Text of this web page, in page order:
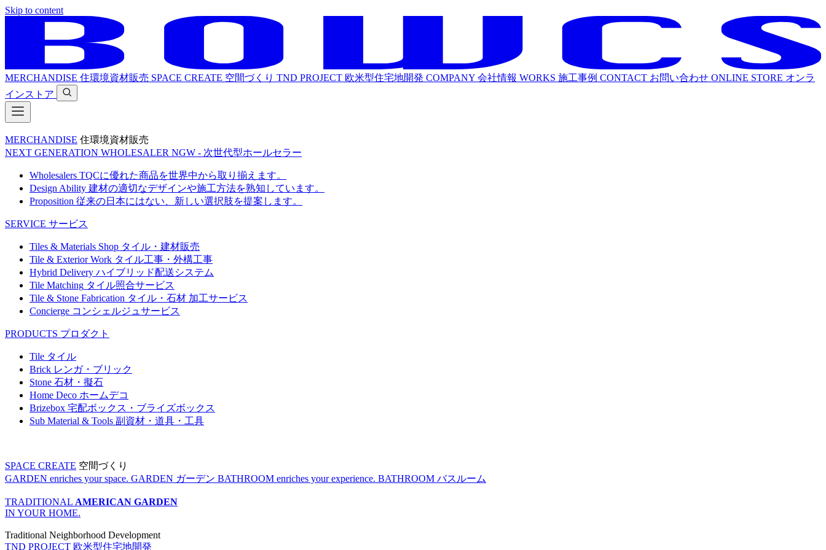
Skip to content
MERCHANDISE 住環境資材販売 SPACE CREATE 空間づくり TND PROJECT 欧米型住宅地開発 COMPANY 会社情報 WORKS 施工事例 CONTACT お問い合わせ ONLINE STORE オンラ
インストア
MERCHANDISE 住環境資材販売
NEXT GENERATION WHOLESALER NGW - 次世代型ホールセラー
Wholesalers TQCに優れた商品を世界中から取り揃えます。
Design Ability 建材の適切なデザインや施工方法を熟知しています。
Proposition 従来の日本にはない、新しい選択肢を提案します。
SERVICE サービス
Tiles & Materials Shop タイル・建材販売
Tile & Exterior Work タイル工事・外構工事
Hybrid Delivery ハイブリッド配送システム
Tile Matching タイル照合サービス
Tile & Stone Fabrication タイル・石材 加工サービス
Concierge コンシェルジュサービス
PRODUCTS プロダクト
Tile タイル
Brick レンガ・ブリック
Stone 石材・擬石
Home Deco ホームデコ
Brizebox 宅配ボックス・ブライズボックス
Sub Material & Tools 副資材・道具・工具
SPACE CREATE 空間づくり
GARDEN enriches your space. GARDEN ガーデン BATHROOM enriches your experience. BATHROOM バスルーム
TRADITIONAL AMERICAN GARDEN
IN YOUR HOME.
Traditional Neighborhood Development
TND PROJECT 欧米型住宅地開発